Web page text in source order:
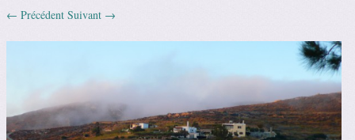
← Précédent Suivant →